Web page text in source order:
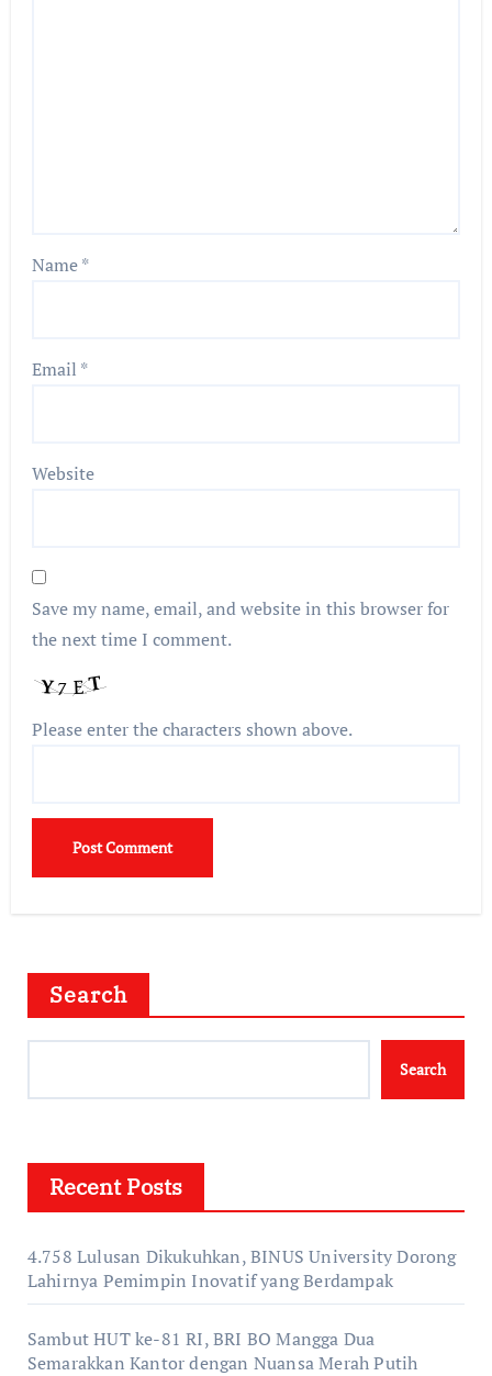
Name*
Email *
Website
Save my name, email, and website in this browser for
the next time I comment.
Please enter the characters shown above.
Search
Search
Recent Posts
4.758 Lulusan Dikukuhkan, BINUS University Dorong
Lahirnya Pemimpin Inovatif yang Berdampak
Sambut HUT ke-81 RI, BRI BO Mangga Dua
Semarakkan Kantor dengan Nuansa Merah Putih